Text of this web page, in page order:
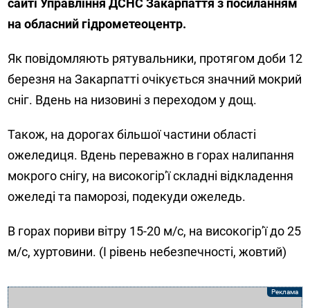
сайті Управління ДСНС Закарпаття з посиланням
на обласний гідрометеоцентр.
Як повідомляють рятувальники, протягом доби 12
березня на Закарпатті очікується значний мокрий
сніг. Вдень на низовині з переходом у дощ.
Також, на дорогах більшої частини області
ожеледиця. Вдень переважно в горах налипання
мокрого снігу, на високогір’ї складні відкладення
ожеледі та паморозі, подекуди ожеледь.
В горах пориви вітру 15-20 м/с, на високогір’ї до 25
м/с, хуртовини. (І рівень небезпечності, жовтий)